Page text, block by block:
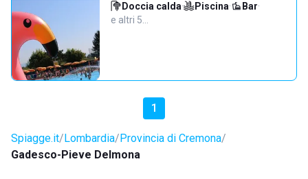
Doccia calda· Piscina· Bar·
e altri 5…
1
Spiagge.it Lombardia Provincia di Cremona
Gadesco-Pieve Delmona